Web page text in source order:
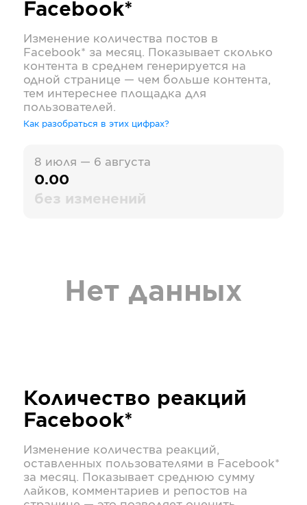
Facebook*
Изменение количества постов в
Facebook* за месяц. Показывает сколько
контента в среднем генерируется на
одной странице — чем больше контента,
тем интереснее площадка для
пользователей.
Как разобраться в этих цифрах?
8 июля — 6 августа
0.00
без изменений
Нет данных
Количество реакций
Facebook*
Изменение количества реакций,
оставленных пользователями в Facebook*
за месяц. Показывает среднюю сумму
лайков, комментариев и репостов на